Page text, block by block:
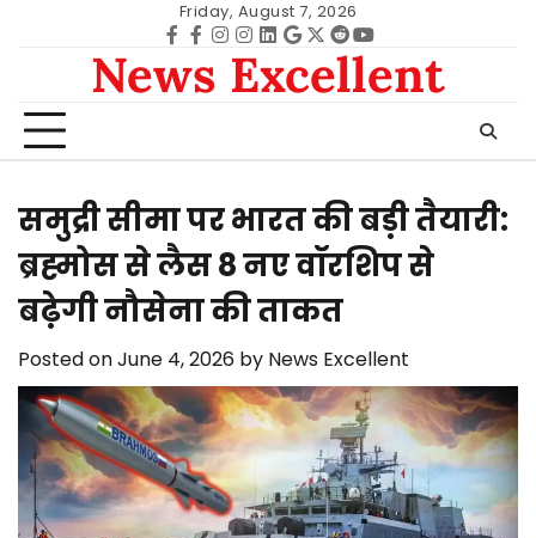
Friday, August 7, 2026
Facebook
facebook
Instagram
instagram
Linkedin
google
Twitter
redditYoutube
News Excellent
समुद्री सीमा पर भारत की बड़ी तैयारी:
ब्रह्मोस से लैस 8 नए वॉरशिप से
बढ़ेगी नौसेना की ताकत
Posted onJune 4, 2026 by News Excellent